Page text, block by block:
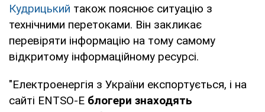
Кудрицький також пояснює ситуацію з
технічними перетоками. Він закликає
перевіряти інформацію на тому самому
відкритому інформаційному ресурсі.
"Електроенергія з України експортується, і на
сайті ENTSO-E блогери знаходять